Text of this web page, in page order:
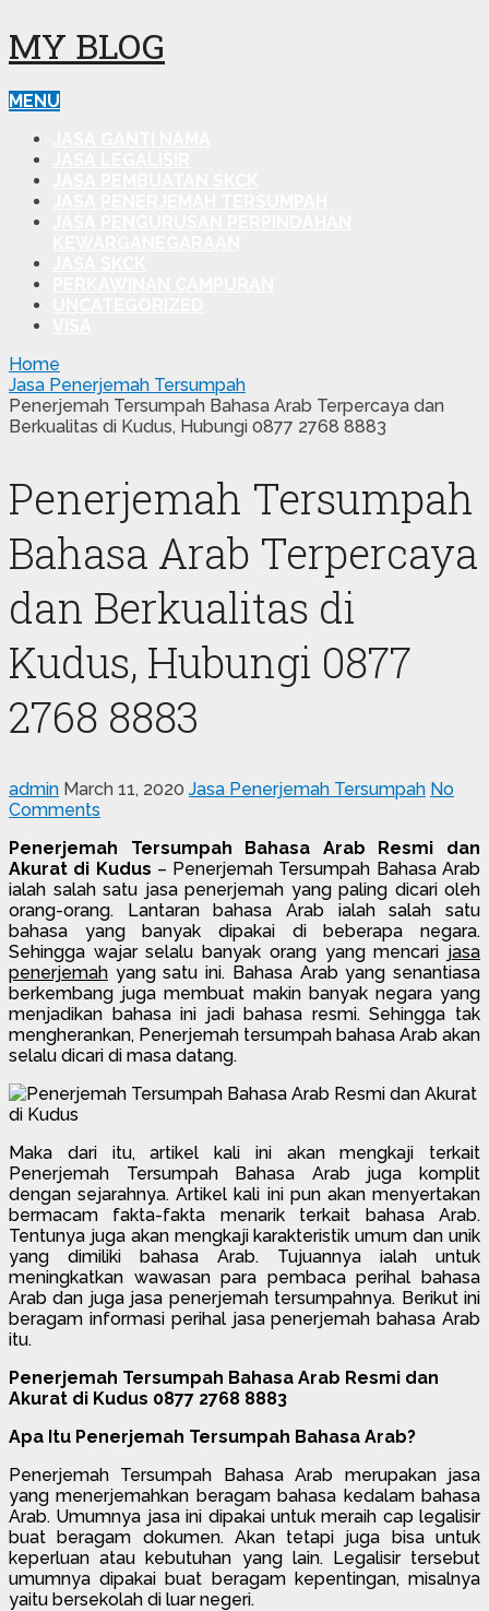
MY BLOG
MENU
Home
Jasa Penerjemah Tersumpah
Penerjemah Tersumpah Bahasa Arab Terpercaya dan
Berkualitas di Kudus, Hubungi 0877 2768 8883
Penerjemah Tersumpah
Bahasa Arab Terpercaya
dan Berkualitas di
Kudus, Hubungi 0877
2768 8883
admin March 11, 2020 Jasa Penerjemah Tersumpah No
Comments
Penerjemah Tersumpah Bahasa Arab Resmi dan
Akurat di Kudus – Penerjemah Tersumpah Bahasa Arab
ialah salah satu jasa penerjemah yang paling dicari oleh
orang-orang. Lantaran bahasa Arab ialah salah satu
bahasa yang banyak dipakai di beberapa negara.
Sehingga wajar selalu banyak orang yang mencari jasa
penerjemah yang satu ini. Bahasa Arab yang senantiasa
berkembang juga membuat makin banyak negara yang
menjadikan bahasa ini jadi bahasa resmi. Sehingga tak
mengherankan, Penerjemah tersumpah bahasa Arab akan
selalu dicari di masa datang.
Maka dari itu, artikel kali ini akan mengkaji terkait
Penerjemah Tersumpah Bahasa Arab juga komplit
dengan sejarahnya. Artikel kali ini pun akan menyertakan
bermacam fakta-fakta menarik terkait bahasa Arab.
Tentunya juga akan mengkaji karakteristik umum dan unik
yang dimiliki bahasa Arab. Tujuannya ialah untuk
meningkatkan wawasan para pembaca perihal bahasa
Arab dan juga jasa penerjemah tersumpahnya. Berikut ini
beragam informasi perihal jasa penerjemah bahasa Arab
itu.
Penerjemah Tersumpah Bahasa Arab Resmi dan
Akurat di Kudus 0877 2768 8883
Apa Itu Penerjemah Tersumpah Bahasa Arab?
Penerjemah Tersumpah Bahasa Arab merupakan jasa
yang menerjemahkan beragam bahasa kedalam bahasa
Arab. Umumnya jasa ini dipakai untuk meraih cap legalisir
buat beragam dokumen. Akan tetapi juga bisa untuk
keperluan atau kebutuhan yang lain. Legalisir tersebut
umumnya dipakai buat beragam kepentingan, misalnya
yaitu bersekolah di luar negeri.